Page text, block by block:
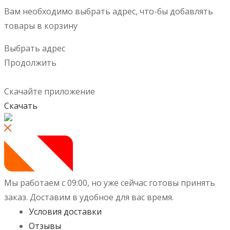
Вам необходимо выбрать адрес, что-бы добавлять
товары в корзину
Выбрать адрес
Продолжить
Скачайте приложение
Скачать
Мы работаем с 09:00, но уже сейчас готовы принять
заказ. Доставим в удобное для вас время.
Условия доставки
Отзывы